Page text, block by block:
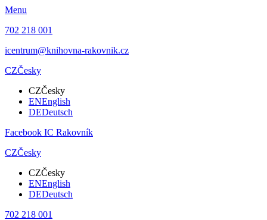
Menu
702 218 001
icentrum@knihovna-rakovnik.cz
CZČesky
CZČesky
ENEnglish
DEDeutsch
Facebook IC Rakovník
CZČesky
CZČesky
ENEnglish
DEDeutsch
702 218 001